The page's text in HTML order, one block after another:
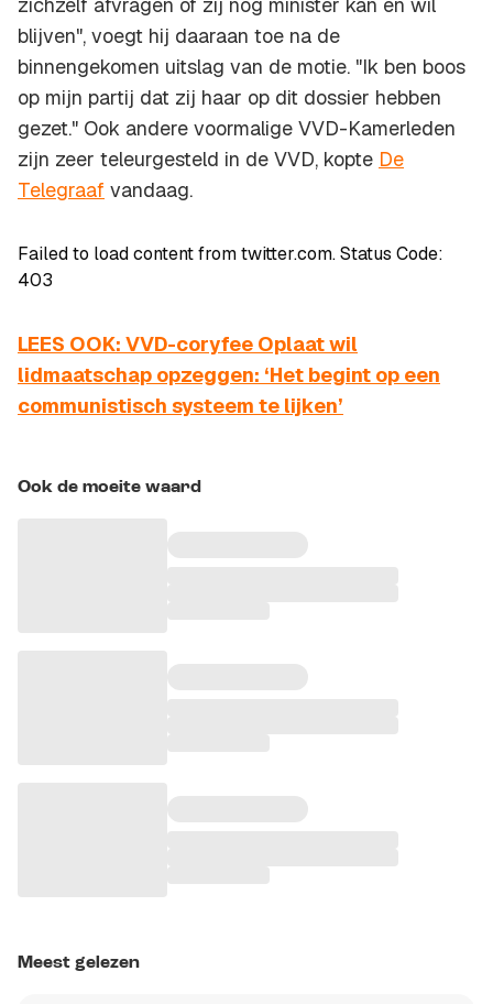
zichzelf afvragen of zij nog minister kan en wil
blijven", voegt hij daaraan toe na de
binnengekomen uitslag van de motie. "Ik ben boos
op mijn partij dat zij haar op dit dossier hebben
gezet." Ook andere voormalige VVD-Kamerleden
zijn zeer teleurgesteld in de VVD, kopte De
Telegraaf vandaag.
Failed to load content from twitter.com. Status Code:
403
LEES OOK: VVD-coryfee Oplaat wil
lidmaatschap opzeggen: ‘Het begint op een
communistisch systeem te lijken’
Ook de moeite waard
Meest gelezen